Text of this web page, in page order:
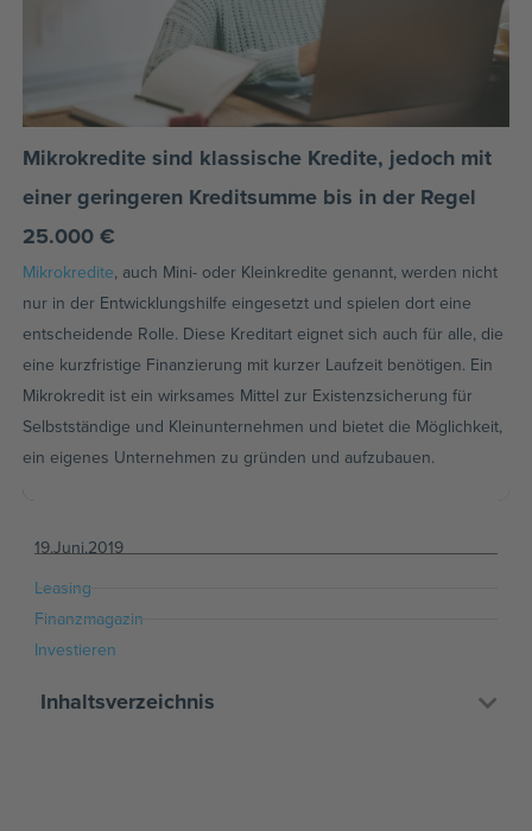
Mikrokredite sind klassische Kredite, jedoch mit
einer geringeren Kreditsumme bis in der Regel
25.000 €
Mikrokredite, auch Mini- oder Kleinkredite genannt, werden nicht
nur in der Entwicklungshilfe eingesetzt und spielen dort eine
entscheidende Rolle. Diese Kreditart eignet sich auch für alle, die
eine kurzfristige Finanzierung mit kurzer Laufzeit benötigen. Ein
Mikrokredit ist ein wirksames Mittel zur Existenzsicherung für
Selbstständige und Kleinunternehmen und bietet die Möglichkeit,
ein eigenes Unternehmen zu gründen und aufzubauen.
19.Juni.2019
Leasing
Finanzmagazin
Investieren
Inhaltsverzeichnis